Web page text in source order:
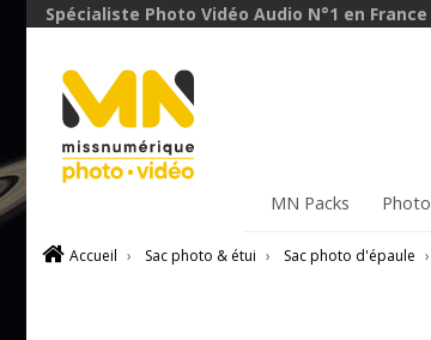
Spécialiste Photo Vidéo Audio N°1 en France
MN Packs Photo
Accueil › Sac photo & étui › Sac photo d'épaule ›